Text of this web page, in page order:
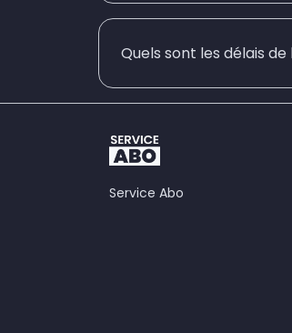
Quels sont les délais
Service Abo